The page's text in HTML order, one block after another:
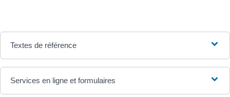
Textes de référence
Services en ligne et formulaires